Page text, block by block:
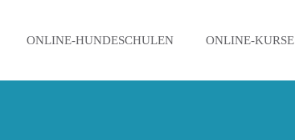
ONLINE-HUNDESCHULEN ONLINE-KURSE